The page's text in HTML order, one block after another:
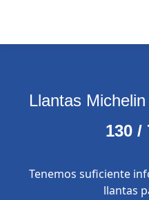
Llantas
130 /
Tenemos suficiente
llantas